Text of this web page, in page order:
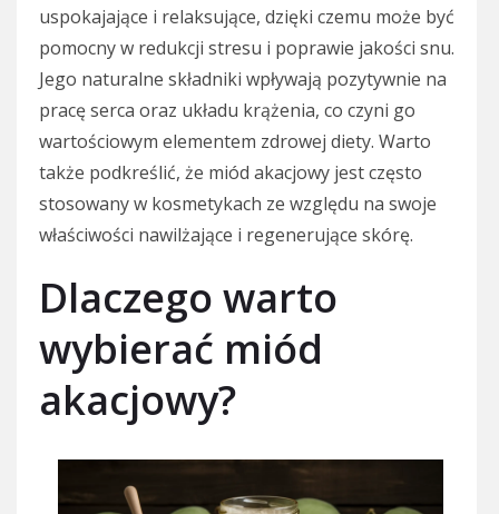
uspokajające i relaksujące, dzięki czemu może być
pomocny w redukcji stresu i poprawie jakości snu.
Jego naturalne składniki wpływają pozytywnie na
pracę serca oraz układu krążenia, co czyni go
wartościowym elementem zdrowej diety. Warto
także podkreślić, że miód akacjowy jest często
stosowany w kosmetykach ze względu na swoje
właściwości nawilżające i regenerujące skórę.
Dlaczego warto
wybierać miód
akacjowy?